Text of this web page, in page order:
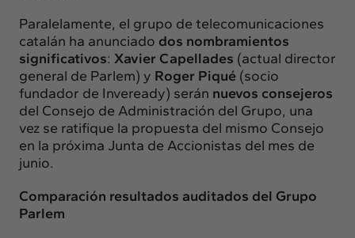
Paralelamente, el grupo de telecomunicaciones
catalán ha anunciado dos nombramientos
significativos: Xavier Capellades (actual director
general de Parlem) y Roger Piqué (socio
fundador de Inveready) serán nuevos consejeros
del Consejo de Administración del Grupo, una
vez se ratifique la propuesta del mismo Consejo
en la próxima Junta de Accionistas del mes de
junio.
Comparación resultados auditados del Grupo
Parlem